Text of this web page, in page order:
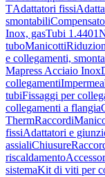
TAdattatori fissi
smontabili
Inox, gasTubi 1.4401
tuboManicotti
e collegamenti,
Mapress Acciaio Inox
collegamenti
tubiFissaggi per
collegamenti a flangia
ThermRaccordi
fissiAdattatori e
assialiChiusure
riscaldamento
sistemaKit di viti per